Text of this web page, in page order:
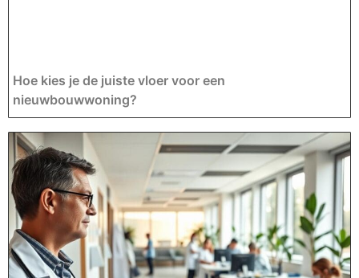
Hoe kies je de juiste vloer voor een
nieuwbouwwoning?